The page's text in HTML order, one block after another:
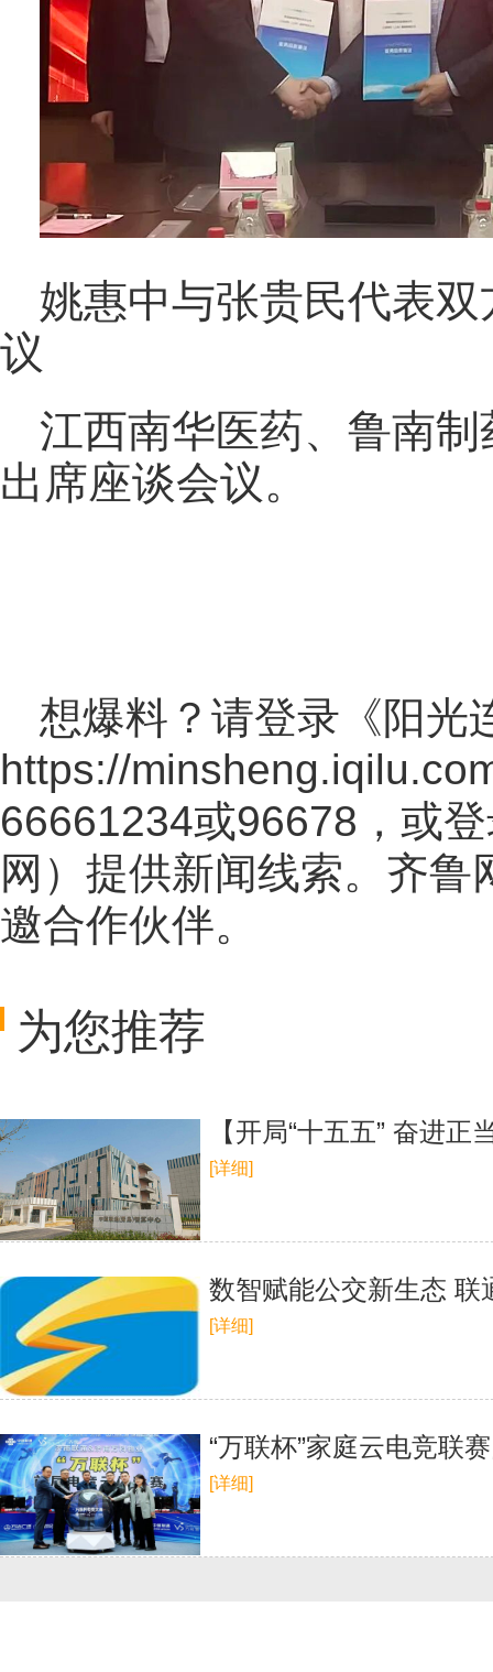
姚惠中与张贵民代表双
议
江西南华医药、鲁南
出席座谈会议。
想爆料？请登录《阳光
https://
66661234或96678，或
网 ）提供新闻线索。齐鲁
邀合作伙伴。
为您推荐
【开局“十五五” 奋进
[详细]
数智赋能公交新生态 联
[详细]
“万联杯”家庭云电竞联
[详细]